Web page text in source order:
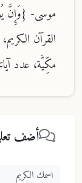
مكِّيَّة، عدد
أضف